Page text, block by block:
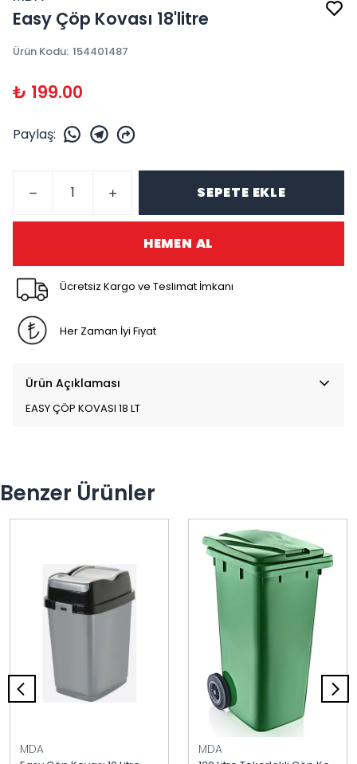
Easy Çöp Kovası 18'litre
Ürün Kodu: 154401487
₺ 199.00
Paylaş:
SEPETE EKLE
HEMEN AL
Ücretsiz Kargo ve Teslimat İmkanı
Her Zaman İyi Fiyat
Ürün Açıklaması
EASY ÇÖP KOVASI 18 LT
Benzer Ürünler
MDA MDA